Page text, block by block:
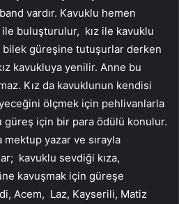
vardır. Kavuklu hemen
buluşturulur, kız ile kavuklu
güreşine tutuşurlar derken
kavukluya yenilir. Anne bu
Kız da kavuklunun kendisi
ölçmek için pehlivanlarla
güreş için bir para ödülü konulur.
yazar ve sırayla
kavuklu sevdiği kıza,
kavuşmak için güreşe
Acem, Laz, Kayserili, Matiz